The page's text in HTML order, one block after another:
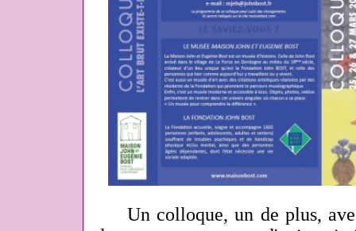
Un colloque, un de plus,